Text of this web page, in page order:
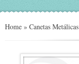
Home » Canetas Metálicas